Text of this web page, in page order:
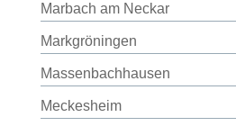
Marbach am Neckar
Markgröningen
Massenbachhausen
Meckesheim